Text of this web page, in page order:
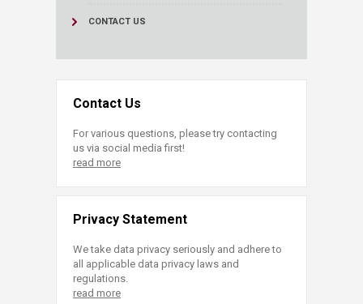
CONTACT US
Contact Us
For various questions, please try contacting
us via social media first!
read more
Privacy Statement
We take data privacy seriously and adhere to
all applicable data privacy laws and
regulations.
read more